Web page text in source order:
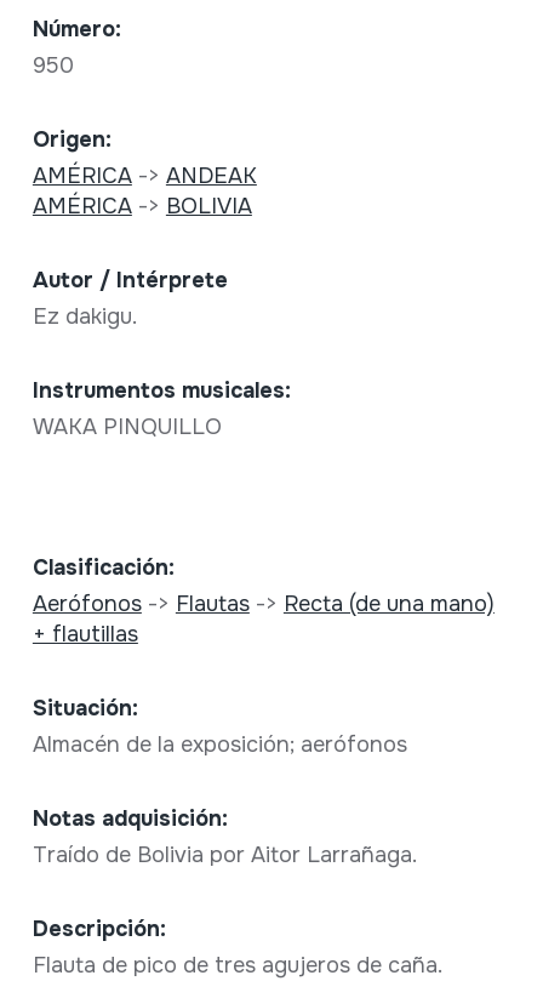
Número:
950
Origen:
AMÉRICA-> ANDEAK
AMÉRICA-> BOLIVIA
Autor / Intérprete
Ez dakigu.
Instrumentos musicales:
WAKA PINQUILLO
Clasificación:
Aerófonos-> Flautas-> Recta (de una mano)
+ flautillas
Situación:
Almacén de la exposición; aerófonos
Notas adquisición:
Traído de Bolivia por Aitor Larrañaga.
Descripción:
Flauta de pico de tres agujeros de caña.